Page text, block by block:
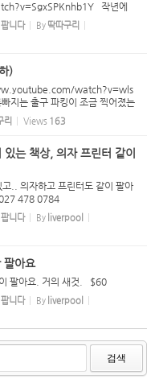
작년에
용한것 같구요... 상태는 거의 새
( 새 필터 8개 포함 ) - 더이
팝니다 By 딱따구리
)
watch?v=wls
지는 출구 파킹이 조금 찍어졌는
--> $60 (더이상 네고는 정중히
리 Views 163
는 책상, 의자 프린터 같이
.. 의자하고 프린터도 같이 팔아
027 478 0784
팝니다 By liverpool
팔아요
이 팔아요. 거의 새것. $60
팝니다 By liverpool
검색